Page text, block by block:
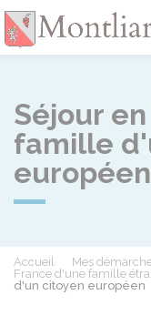
Séjour
famille
européen
Accueil Mes
France d'une famille
d'un citoyen européen